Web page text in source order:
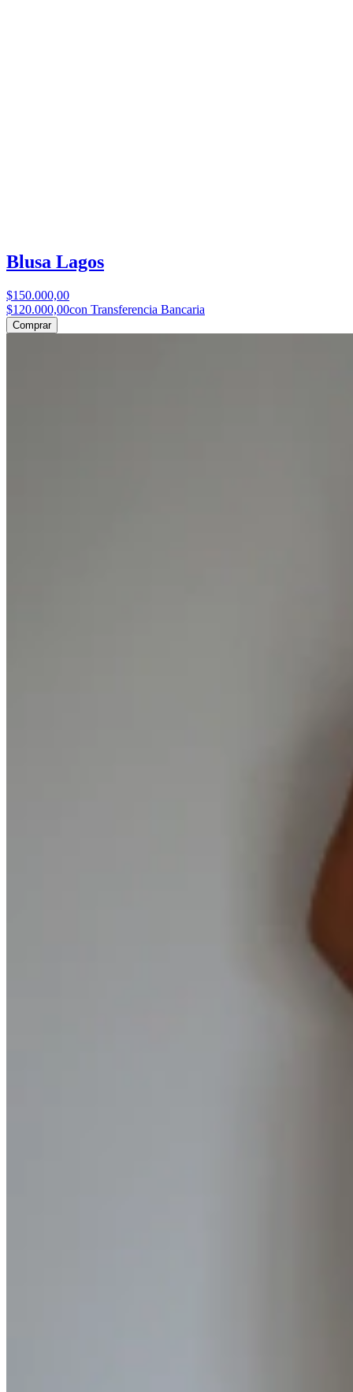
Blusa Lagos
$150.000,00
$120.000,00con Transferencia Bancaria
Comprar